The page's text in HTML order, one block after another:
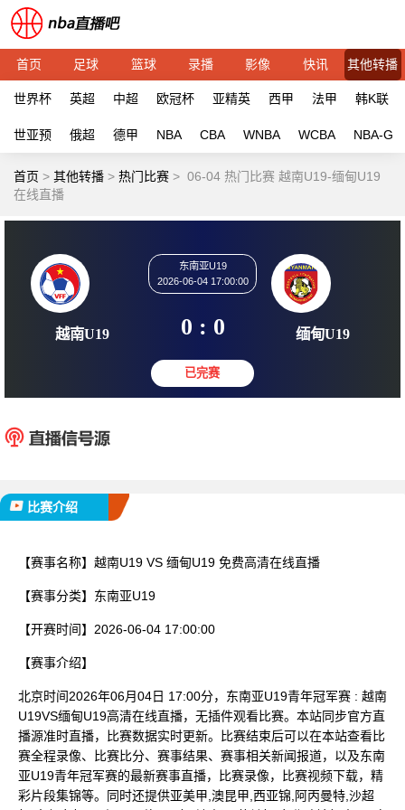
首页 足球 篮球 录播 影像 快讯 其他转播
世界杯 英超 中超 欧冠杯 亚精英 西甲 法甲 韩K联
世亚预 俄超 德甲 NBA CBA WNBA WCBA NBA-G
首页 > 其他转播 > 热门比赛 > 06-04 热门比赛 越南U19-缅甸U19
在线直播
东南亚U19
2026-06-04 17:00:00
0 : 0
比赛介绍
【赛事名称】 越南U19 VS 缅甸U19 免费高清在线直播
【赛事分类】 东南亚U19
【开赛时间】 2026-06-04 17:00:00
【赛事介绍】
北京时间2026年06月04日 17:00分，东南亚U19青年冠军赛 : 越南
U19VS缅甸U19高清在线直播，无插件观看比赛。本站同步官方直
播源准时直播，比赛数据实时更新。比赛结束后可以在本站查看比
赛全程录像、比赛比分、赛事结果、赛事相关新闻报道，以及东南
亚U19青年冠军赛的最新赛事直播，比赛录像，比赛视频下载，精
彩片段集锦等。同时还提供亚美甲,澳昆甲,西亚锦,阿丙曼特,沙超